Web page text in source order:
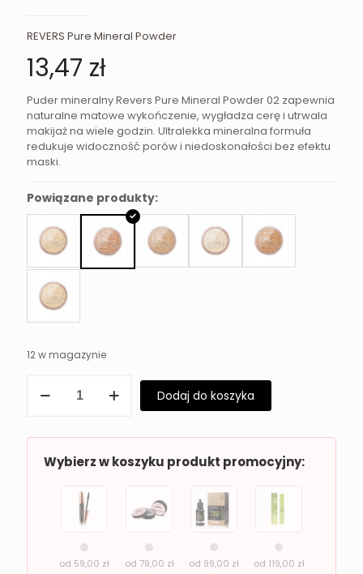
REVERS Pure Mineral Powder
13,47 zł
Puder mineralny Revers Pure Mineral Powder 02 zapewnia
naturalne matowe wykończenie, wygładza cerę i utrwala
makijaż na wiele godzin. Ultralekka mineralna formuła
redukuje widoczność porów i niedoskonałości bez efektu
maski.
Powiązane produkty:
12 w magazynie
Puder
Pure
Mineral
Dodaj do koszyka
Wybierz w koszyku produkt promocyjny:
od 59,00 zł od 79,00 zł od 99,00 zł od 119,00 zł